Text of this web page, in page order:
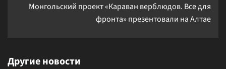
Монгольский проект «Караван верблюдов. Все для
фронта» презентовали на Алтае
Другие новости